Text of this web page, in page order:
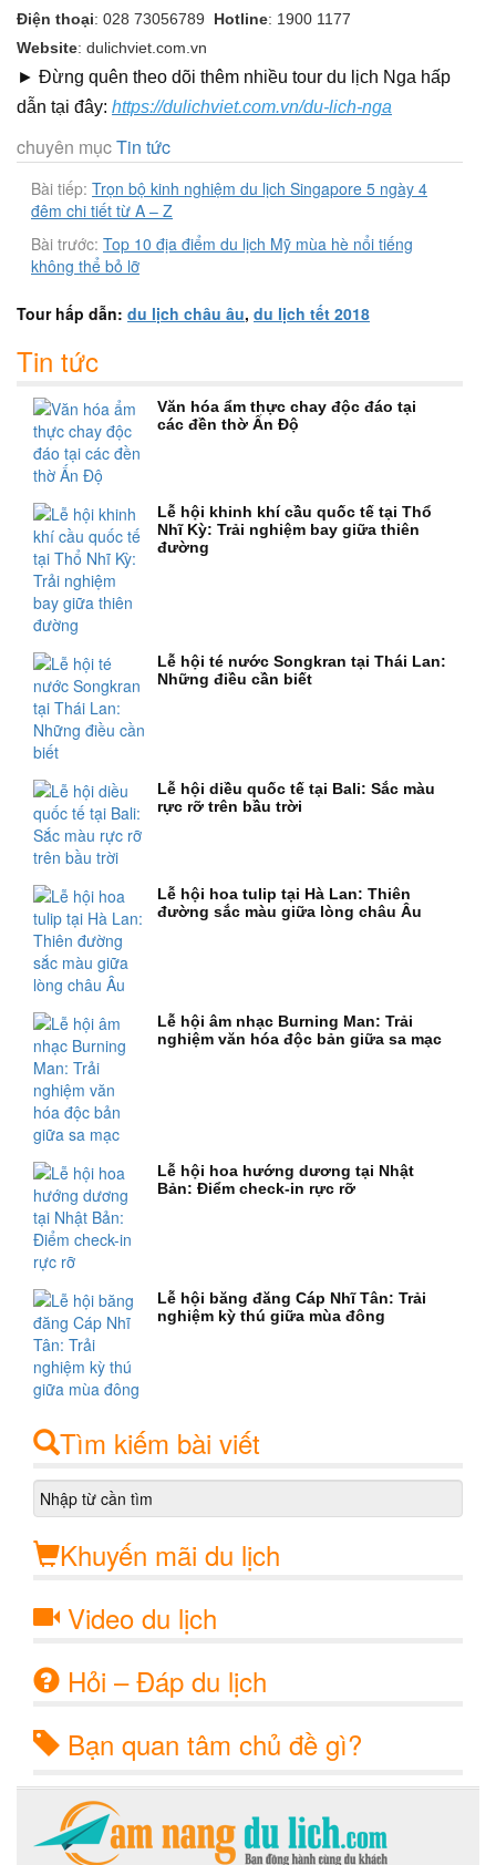
Điện thoại: 028 73056789 Hotline: 1900 1177
Website: dulichviet.com.vn
► Đừng quên theo dõi thêm nhiều tour du lịch Nga hấp
dẫn tại đây: https://dulichviet.com.vn/du-lich-nga
chuyên mụcTin tức
Bài tiếp: Trọn bộ kinh nghiệm du lịch Singapore 5 ngày 4
đêm chi tiết từ A – Z
Bài trước: Top 10 địa điểm du lịch Mỹ mùa hè nổi tiếng
không thể bỏ lỡ
Tour hấp dẫn: du lịch châu âu, du lịch tết 2018
Tin tức
Văn hóa ẩm thực chay độc đáo tại
các đền thờ Ấn Độ
Lễ hội khinh khí cầu quốc tế tại Thổ
Nhĩ Kỳ: Trải nghiệm bay giữa thiên
đường
Lễ hội té nước Songkran tại Thái Lan:
Những điều cần biết
Lễ hội diều quốc tế tại Bali: Sắc màu
rực rỡ trên bầu trời
Lễ hội hoa tulip tại Hà Lan: Thiên
đường sắc màu giữa lòng châu Âu
Lễ hội âm nhạc Burning Man: Trải
nghiệm văn hóa độc bản giữa sa mạc
Lễ hội hoa hướng dương tại Nhật
Bản: Điểm check-in rực rỡ
Lễ hội băng đăng Cáp Nhĩ Tân: Trải
nghiệm kỳ thú giữa mùa đông
Tìm kiếm bài viết
Khuyến mãi du lịch
Video du lịch
Hỏi – Đáp du lịch
Bạn quan tâm chủ đề gì?